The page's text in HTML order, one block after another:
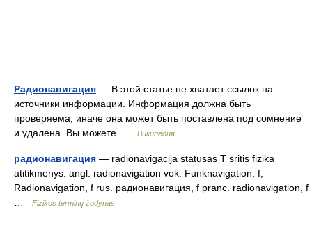
Радионавигация — В этой статье не хватает ссылок на
источники информации. Информация должна быть
проверяема, иначе она может быть поставлена под сомнение
и удалена. Вы можете …
Википедия
радионавигация — radionavigacija statusas T sritis fizika
atitikmenys: angl. radionavigation vok. Funknavigation, f;
Radionavigation, f rus. радионавигация, f pranc. radionavigation, f
Fizikos terminų žodynas